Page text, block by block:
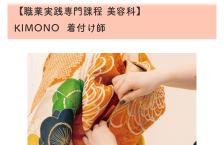
【職業実践専門課程 美容科】
KIMONO 着付け師